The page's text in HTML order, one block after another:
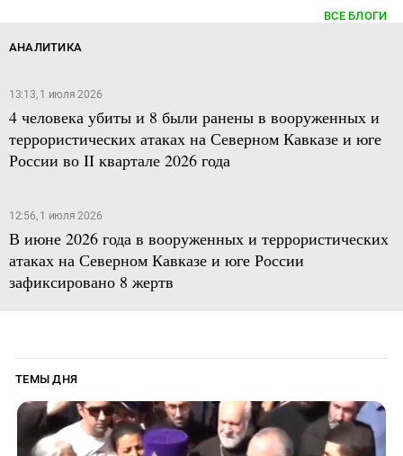
ВСЕ БЛОГИ
АНАЛИТИКА
13:13, 1 июля 2026
4 человека убиты и 8 были ранены в вооруженных и
террористических атаках на Северном Кавказе и юге
России во II квартале 2026 года
12:56, 1 июля 2026
В июне 2026 года в вооруженных и террористических
атаках на Северном Кавказе и юге России
зафиксировано 8 жертв
ТЕМЫ ДНЯ